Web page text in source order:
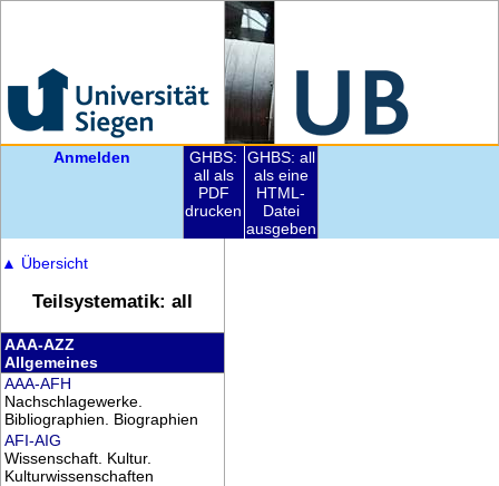
Anmelden
GHBS:
all als
PDF
drucken
GHBS: all
als eine
HTML-
Datei
ausgeben
▲ Übersicht
Teilsystematik: all
AAA-AZZ
Allgemeines
AAA-AFH
Nachschlagewerke.
Bibliographien. Biographien
AFI-AIG
Wissenschaft. Kultur.
Kulturwissenschaften